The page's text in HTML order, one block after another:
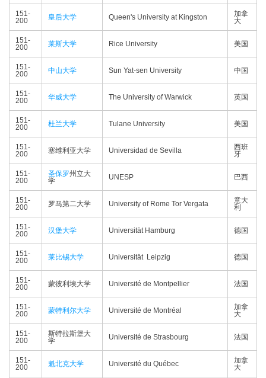
151-
200
皇后大学 Queen's University at Kingston
加拿
大
151-
200
莱斯大学 Rice University 美国
151-
200
中山大学 Sun Yat-sen University 中国
151-
200
华威大学 The University of Warwick 英国
151-
200
杜兰大学 Tulane University 美国
151-
200
塞维利亚大学 Universidad de Sevilla
西班
牙
151-
200
圣保罗州立大
学
UNESP 巴西
151-
200
罗马第二大学 University of Rome Tor Vergata
意大
利
151-
200
汉堡大学 Universität Hamburg 德国
151-
200
莱比锡大学 Universität Leipzig 德国
151-
200
蒙彼利埃大学 Université de Montpellier 法国
151-
200
蒙特利尔大学 Université de Montréal
加拿
大
151-
200
斯特拉斯堡大
学
Université de Strasbourg 法国
151-
200
魁北克大学 Université du Québec
加拿
大